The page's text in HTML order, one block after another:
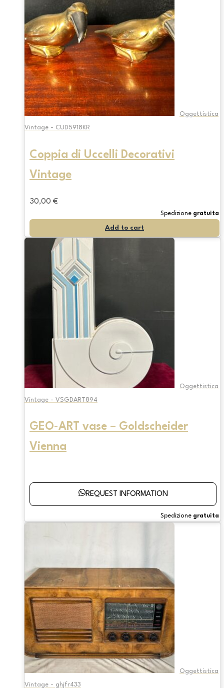
Oggettistica
Vintage - CUD5918KR
Coppia di Uccelli Decorativi
Vintage
30,00 €
Spedizione gratuita
Add to cart
Oggettistica
Vintage - VSGDART894
GEO-ART vase – Goldscheider
Vienna
REQUEST INFORMATION
Spedizione gratuita
Oggettistica
Vintage - ghjfr433